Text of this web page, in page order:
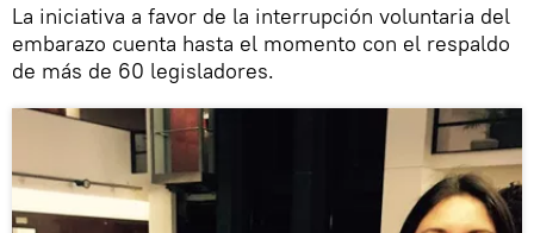
La iniciativa a favor de la interrupción voluntaria del
embarazo cuenta hasta el momento con el respaldo
de más de 60 legisladores.